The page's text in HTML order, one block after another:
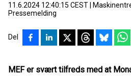
11.6.2024 12:40:15 CEST
Pressemelding
Del
MEF er svært tilfreds med at